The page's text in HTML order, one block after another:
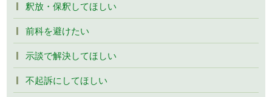
釈放・保釈してほしい
前科を避けたい
示談で解決してほしい
不起訴にしてほしい